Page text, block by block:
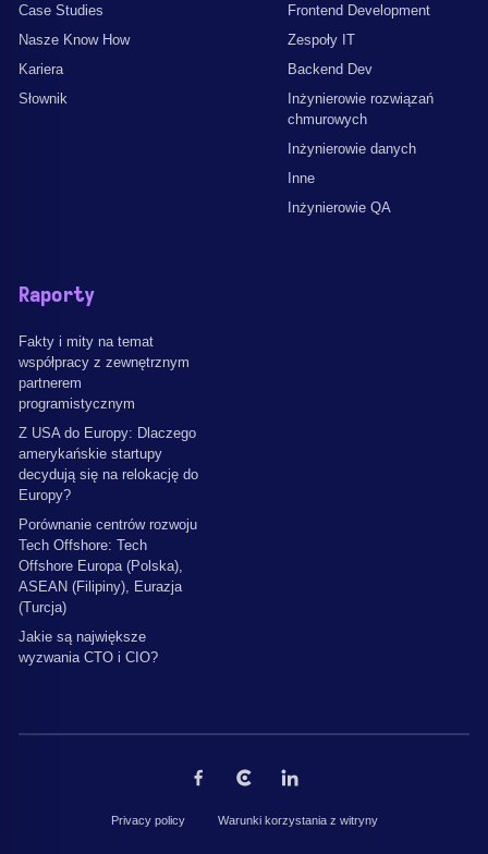
Case Studies
Nasze Know How
Kariera
Słownik
Frontend Development
Zespoły IT
Backend Dev
Inżynierowie rozwiązań
chmurowych
Inżynierowie danych
Inne
Inżynierowie QA
Raporty
Fakty i mity na temat
współpracy z zewnętrznym
partnerem
programistycznym
Z USA do Europy: Dlaczego
amerykańskie startupy
decydują się na relokację do
Europy?
Porównanie centrów rozwoju
Tech Offshore: Tech
Offshore Europa (Polska),
ASEAN (Filipiny), Eurazja
(Turcja)
Jakie są największe
wyzwania CTO i CIO?
Privacy policy Warunki korzystania z witryny